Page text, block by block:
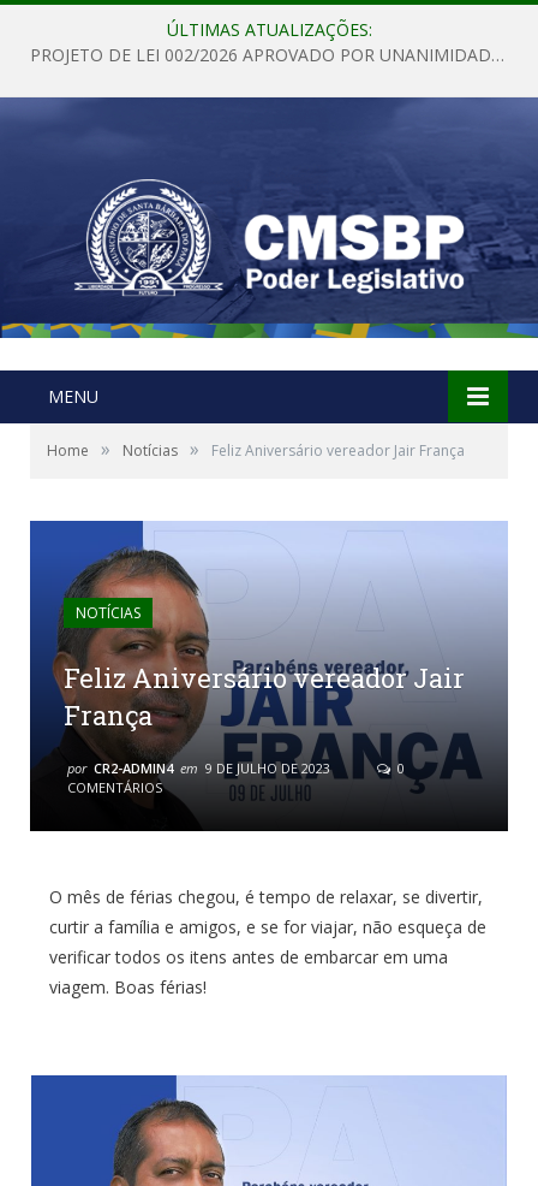
ÚLTIMAS ATUALIZAÇÕES:
PROJETO DE LEI 002/2026 APROVADO POR UNANIMIDADE EM SESSÃO ORDINÁRIA NESTA QUINTA – FEIRA 28 DE MAIO DE 2026
MENU
Home » Notícias » Feliz Aniversário vereador Jair França
NOTÍCIAS
Feliz Aniversário vereador Jair
França
por CR2-ADMIN4 em 9 DE JULHO DE 2023
0
COMENTÁRIOS
O mês de férias chegou, é tempo de relaxar, se divertir,
curtir a família e amigos, e se for viajar, não esqueça de
verificar todos os itens antes de embarcar em uma
viagem. Boas férias!